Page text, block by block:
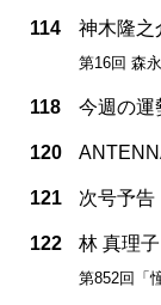
114 神木隆之
第16回 森
118 今週の運
120
121 次号予告
122 林 真理子
第852回「